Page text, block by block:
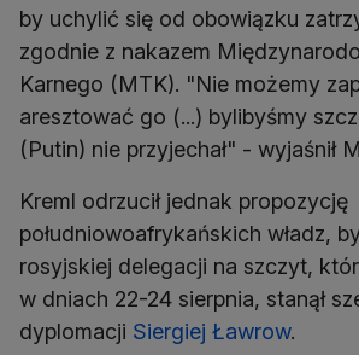
by uchylić się od obowiązku
zgodnie z nakazem
Karnego (MTK). "Nie możemy
aresztować go (...) bylibyśmy
(Putin) nie przyjechał" - wyjaśnił
Kreml odrzucił jednak propozycję
południowoafrykańskich władz,
rosyjskiej delegacji na szczyt,
w dniach 22-24 sierpnia, stanął
dyplomacji Siergiej Ławrow.